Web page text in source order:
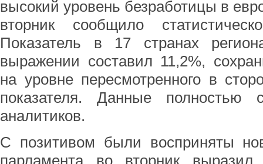
высокий уровень безработицы в
вторник сообщило
Показатель в 17 странах
выражении составил 11,2%,
на уровне пересмотренного в
показателя. Данные полностью
аналитиков.
С позитивом были восприняты
парламента во вторник выразил